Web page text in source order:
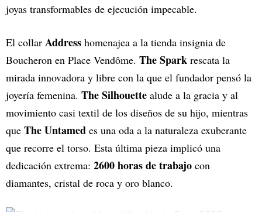
joyas transformables de ejecución impecable.
El collar Address homenajea a la tienda insignia de
Boucheron en Place Vendôme. The Spark rescata la
mirada innovadora y libre con la que el fundador pensó la
joyería femenina. The Silhouette alude a la gracia y al
movimiento casi textil de los diseños de su hijo, mientras
que The Untamed es una oda a la naturaleza exuberante
que recorre el torso. Esta última pieza implicó una
dedicación extrema: 2600 horas de trabajo con
diamantes, cristal de roca y oro blanco.